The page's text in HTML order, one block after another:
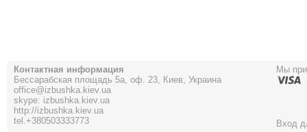
Контактная информация
Бессарабская площадь 5а, оф. 23, Киев, Украина
office@izbushka.kiev.ua
skype: izbushka.kiev.ua
http://izbushka.kiev.ua
tel.+380503333773
Мы
Вход